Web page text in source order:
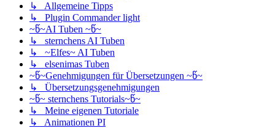
↳ Allgemeine Tipps
↳ Plugin Commander light
~წ~AI Tuben ~წ~
↳ sternchens AI Tuben
↳ ~Elfes~ AI Tuben
↳ elsenimas Tuben
~წ~Genehmigungen für Übersetzungen ~წ~
↳ Übersetzungsgenehmigungen
~წ~ sternchens Tutorials~წ~
↳ Meine eigenen Tutoriale
↳ Animationen PI